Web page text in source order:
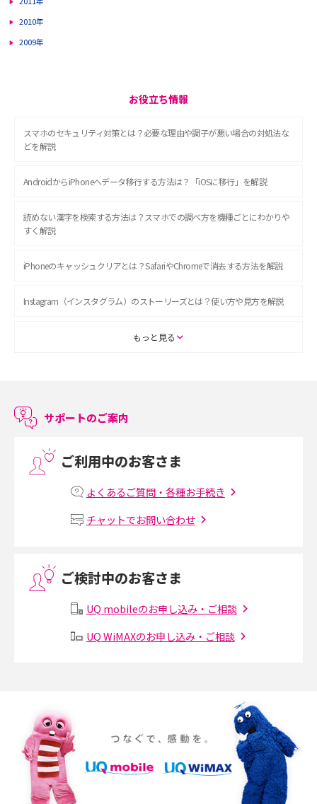
2010年
2009年
お役立ち情報
スマホのセキュリティ対策とは？必要な理由や調子が悪い場合の対処法な
どを解説
AndroidからiPhoneへデータ移行する方法は？「iOSに移行」を解説
読めない漢字を検索する方法は？スマホでの調べ方を機種ごとにわかりや
すく解説
iPhoneのキャッシュクリアとは？SafariやChromeで消去する方法を解説
Instagram（インスタグラム）のストーリーズとは？使い方や見方を解説
ASMRとは？初心者向けの代表ジャンルや楽しみ方を解説
LINEで友だちを削除する方法は？方法ごとの影響や復活・復元する方法も
プリペイドSIMとは？種類やメリット・デメリット、利用までの流れを解説
Threads（スレッズ）とは？主な機能や登録方法、投稿の仕方を解説
Instagram（インスタグラム）でスクショするとバレる？バレるケースや撮
iPhone 16eとiPhone SE（第3世代）の違いは？サイズやスペックを比較し
て解説
iPhone 16eとiPhone 14を徹底比較！スペック・機能の違いをわかりやすく
紹介
もっと見る
サポートのご案内
ご利用中のお客さま
よくあるご質問・各種お手続き
チャットでお問い合わせ
ご検討中のお客さま
UQ mobileのお申し込み・ご相談
UQ WiMAXのお申し込み・ご相談